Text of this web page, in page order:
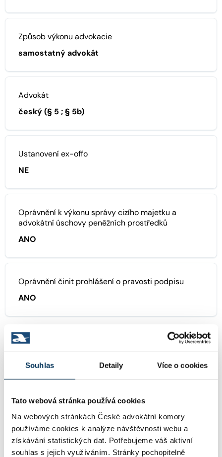
Souhlas Detaily Více o cookies
Tato webová stránka používá cookies
Na webových stránkách České advokátní komory
používáme cookies k analýze návštěvnosti webu a
získávání statistických dat. Potřebujeme váš aktivní
souhlas s jejich využíváním. Stránky pochopitelně
Způsob výkonu advokacie
samostatný advokát
Advokát
český (§ 5 ; § 5b)
Ustanovení ex-offo
NE
Oprávnění k výkonu správy cizího majetku a
advokátní úschovy peněžních prostředků
ANO
Oprávnění činit prohlášení o pravosti podpisu
ANO
JAZYK
francouzský